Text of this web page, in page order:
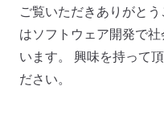
ご覧いただきありがと
はソフトウェア開発で
います。 興味を持って
ださい。